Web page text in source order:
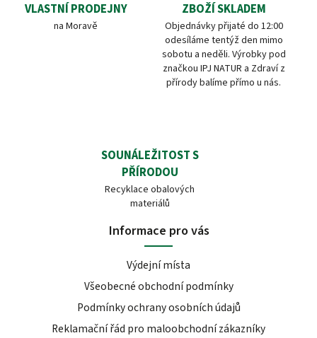
VLASTNÍ PRODEJNY
na Moravě
ZBOŽÍ SKLADEM
Objednávky přijaté do 12:00
odesíláme tentýž den mimo
sobotu a neděli. Výrobky pod
značkou IPJ NATUR a Zdraví z
přírody balíme přímo u nás.
SOUNÁLEŽITOST S
PŘÍRODOU
Recyklace obalových
materiálů
Informace pro vás
Výdejní místa
Všeobecné obchodní podmínky
Podmínky ochrany osobních údajů
Reklamační řád pro maloobchodní zákazníky